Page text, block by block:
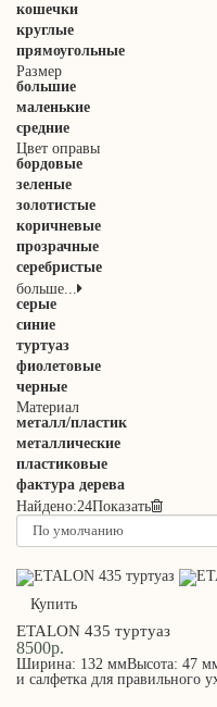
кошечки
круглые
прямоугольные
Размер
большие
маленькие
средние
Цвет оправы
бордовые
зеленые
золотистые
коричневые
прозрачные
серебристые
больше...
серые
синие
туртуаз
фиолетовые
черные
Материал
металл/пластик
металлические
пластиковые
фактура дерева
Найдено:24Показать
Купить
ETALON 435 туртуаз
8500р.
Ширина: 132 ммВысота: 47
и салфетка для правильного